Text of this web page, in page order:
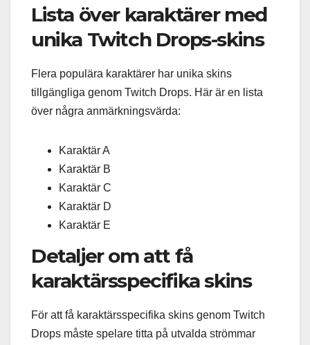
Lista över karaktärer med
unika Twitch Drops-skins
Flera populära karaktärer har unika skins
tillgängliga genom Twitch Drops. Här är en lista
över några anmärkningsvärda:
Karaktär A
Karaktär B
Karaktär C
Karaktär D
Karaktär E
Detaljer om att få
karaktärsspecifika skins
För att få karaktärsspecifika skins genom Twitch
Drops måste spelare titta på utvalda strömmar